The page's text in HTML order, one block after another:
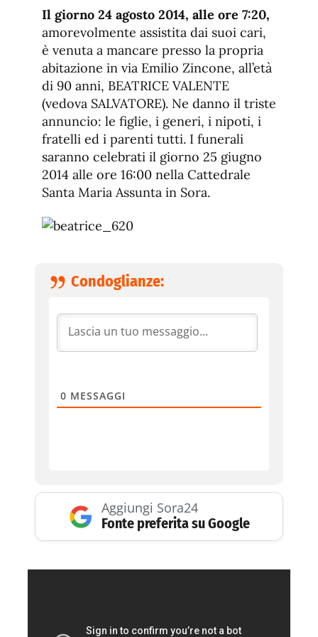
de
fuente
de
fuente.
Il giorno 24 agosto 2014, alle ore 7:20,
amorevolmente assistita dai suoi cari,
è venuta a mancare presso la propria
abitazione in via Emilio Zincone, all’età
di 90 anni, BEATRICE VALENTE
(vedova SALVATORE). Ne danno il triste
annuncio: le figlie, i generi, i nipoti, i
fratelli ed i parenti tutti. I funerali
saranno celebrati il giorno 25 giugno
2014 alle ore 16:00 nella Cattedrale
Santa Maria Assunta in Sora.
Condoglianze:
0 MESSAGGI
Aggiungi Sora24
Fonte preferita su Google